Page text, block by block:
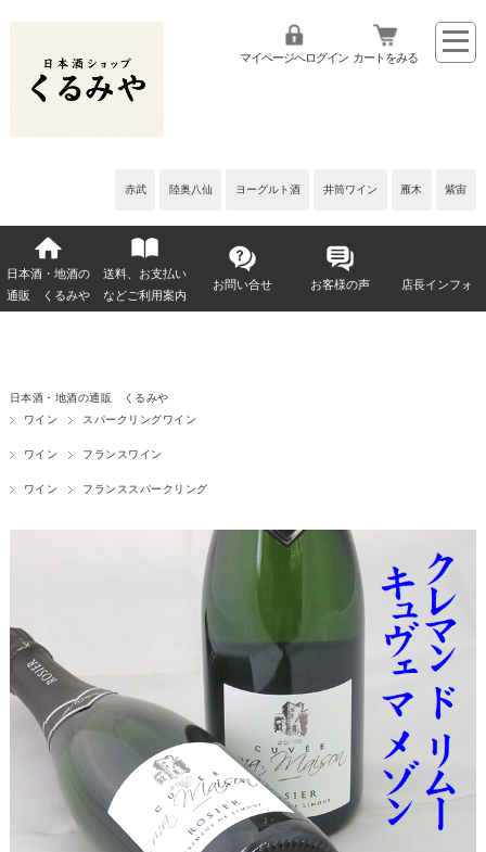
赤武 陸奥八仙 ヨーグルト酒 井筒ワイン 雁木 紫宙
マイページへログイン カートをみる
日本酒・地酒の
通販 くるみや
送料、お支払い
などご利用案内
お問い合せ お客様の声 店長インフォ
日本酒・地酒の通販 くるみや
ワイン
スパークリングワイン
ワイン フランスワイン
ワイン フランススパークリング